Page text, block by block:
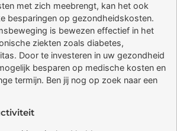
met zich meebrengt, kan het ook
besparingen op gezondheidskosten.
is bewezen effectief in het
ziekten zoals diabetes,
Door te investeren in uw gezondheid
besparen op medische kosten en
termijn. Ben jij nog op zoek naar een